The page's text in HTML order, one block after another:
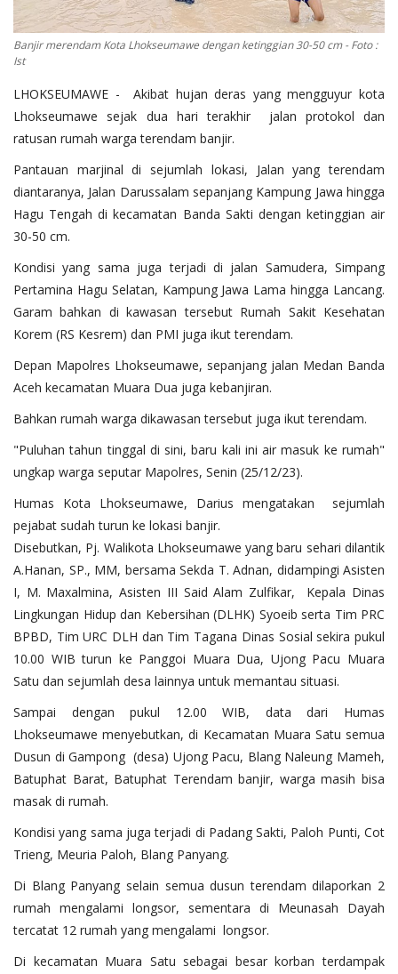
OPINI
Kontak
GALERI
Ketentuan dan Layanan
Privacy Policy
Alamat Kami
Login
Daftar
Banjir merendam Kota Lhokseumawe dengan ketinggian 30-50 cm - Foto :
Ist
LHOKSEUMAWE - Akibat hujan deras yang mengguyur kota
Lhokseumawe sejak dua hari terakhir jalan protokol dan
ratusan rumah warga terendam banjir.
Pantauan marjinal di sejumlah lokasi, Jalan yang terendam
diantaranya, Jalan Darussalam sepanjang Kampung Jawa hingga
Hagu Tengah di kecamatan Banda Sakti dengan ketinggian air
30-50 cm.
Kondisi yang sama juga terjadi di jalan Samudera, Simpang
Pertamina Hagu Selatan, Kampung Jawa Lama hingga Lancang.
Garam bahkan di kawasan tersebut Rumah Sakit Kesehatan
Korem (RS Kesrem) dan PMI juga ikut terendam.
Depan Mapolres Lhokseumawe, sepanjang jalan Medan Banda
Aceh kecamatan Muara Dua juga kebanjiran.
Bahkan rumah warga dikawasan tersebut juga ikut terendam.
"Puluhan tahun tinggal di sini, baru kali ini air masuk ke rumah"
ungkap warga seputar Mapolres, Senin (25/12/23).
Humas Kota Lhokseumawe, Darius mengatakan sejumlah
pejabat sudah turun ke lokasi banjir.
Disebutkan, Pj. Walikota Lhokseumawe yang baru sehari dilantik
A.Hanan, SP., MM, bersama Sekda T. Adnan, didampingi Asisten
I, M. Maxalmina, Asisten III Said Alam Zulfikar, Kepala Dinas
Lingkungan Hidup dan Kebersihan (DLHK) Syoeib serta Tim PRC
BPBD, Tim URC DLH dan Tim Tagana Dinas Sosial sekira pukul
10.00 WIB turun ke Panggoi Muara Dua, Ujong Pacu Muara
Satu dan sejumlah desa lainnya untuk memantau situasi.
Sampai dengan pukul 12.00 WIB, data dari Humas
Lhokseumawe menyebutkan, di Kecamatan Muara Satu semua
Dusun di Gampong (desa) Ujong Pacu, Blang Naleung Mameh,
⁠Batuphat Barat, Batuphat Terendam banjir, warga masih bisa
masak di rumah.
Kondisi yang sama juga terjadi di Padang Sakti, Paloh Punti, Cot
Trieng, Meuria Paloh, Blang Panyang.
Di Blang Panyang selain semua dusun terendam dilaporkan 2
rumah mengalami longsor, sementara di Meunasah Dayah
tercatat 12 rumah yang mengalami longsor.
Di kecamatan Muara Satu sebagai besar korban terdampak